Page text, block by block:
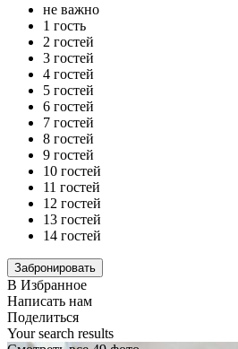
не важно
1 гость
2 гостей
3 гостей
4 гостей
5 гостей
6 гостей
7 гостей
8 гостей
9 гостей
10 гостей
11 гостей
12 гостей
13 гостей
14 гостей
В Избранное
Написать нам
Поделиться
Your search results